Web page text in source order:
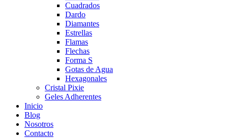
Cuadrados
Dardo
Diamantes
Estrellas
Flamas
Flechas
Forma S
Gotas de Agua
Hexagonales
Cristal Pixie
Geles Adherentes
Inicio
Blog
Nosotros
Contacto